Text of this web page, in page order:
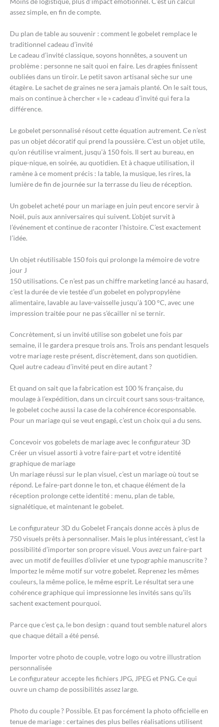
assez simple, en fin de compte.
Du plan de table au souvenir : comment le gobelet remplace le
traditionnel cadeau d’invité
Le cadeau d’invité classique, soyons honnêtes, a souvent un
problème : personne ne sait quoi en faire. Les dragées finissent
oubliées dans un tiroir. Le petit savon artisanal sèche sur une
étagère. Le sachet de graines ne sera jamais planté. On le sait tous,
mais on continue à chercher « le » cadeau d’invité qui fera la
différence.
Le gobelet personnalisé résout cette équation autrement. Ce n’est
pas un objet décoratif qui prend la poussière. C’est un objet utile,
qu’on réutilise vraiment, jusqu’à 150 fois. Il sert au bureau, en
pique-nique, en soirée, au quotidien. Et à chaque utilisation, il
ramène à ce moment précis : la table, la musique, les rires, la
lumière de fin de journée sur la terrasse du lieu de réception.
Un gobelet acheté pour un mariage en juin peut encore servir à
Noël, puis aux anniversaires qui suivent. L’objet survit à
l’événement et continue de raconter l’histoire. C’est exactement
l’idée.
Un objet réutilisable 150 fois qui prolonge la mémoire de votre
jour J
150 utilisations. Ce n’est pas un chiffre marketing lancé au hasard,
c’est la durée de vie testée d’un gobelet en polypropylène
alimentaire, lavable au lave-vaisselle jusqu’à 100 °C, avec une
impression traitée pour ne pas s’écailler ni se ternir.
Concrètement, si un invité utilise son gobelet une fois par
semaine, il le gardera presque trois ans. Trois ans pendant lesquels
votre mariage reste présent, discrètement, dans son quotidien.
Quel autre cadeau d’invité peut en dire autant ?
Et quand on sait que la fabrication est 100 % française, du
moulage à l’expédition, dans un circuit court sans sous-traitance,
le gobelet coche aussi la case de la cohérence écoresponsable.
Pour un mariage qui se veut engagé, c’est un choix qui a du sens.
Concevoir vos gobelets de mariage avec le configurateur 3D
Créer un visuel assorti à votre faire-part et votre identité
graphique de mariage
Un mariage réussi sur le plan visuel, c’est un mariage où tout se
répond. Le faire-part donne le ton, et chaque élément de la
réception prolonge cette identité : menu, plan de table,
signalétique, et maintenant le gobelet.
Le configurateur 3D du Gobelet Français donne accès à plus de
750 visuels prêts à personnaliser. Mais le plus intéressant, c’est la
possibilité d’importer son propre visuel. Vous avez un faire-part
avec un motif de feuilles d’olivier et une typographie manuscrite ?
Importez le même motif sur votre gobelet. Reprenez les mêmes
couleurs, la même police, le même esprit. Le résultat sera une
cohérence graphique qui impressionne les invités sans qu’ils
sachent exactement pourquoi.
Parce que c’est ça, le bon design : quand tout semble naturel alors
que chaque détail a été pensé.
Importer votre photo de couple, votre logo ou votre illustration
personnalisée
Le configurateur accepte les fichiers JPG, JPEG et PNG. Ce qui
ouvre un champ de possibilités assez large.
Photo du couple ? Possible. Et pas forcément la photo officielle en
tenue de mariage : certaines des plus belles réalisations utilisent